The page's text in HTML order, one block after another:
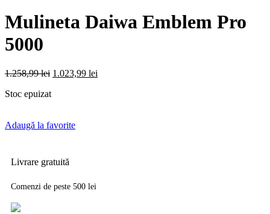
fost:
413,99 lei.
Mulineta Daiwa Emblem Pro
5000
1.258,99lei Prețul
1.023,99 lei
Stoc epuizat
Adaugă la favorite
Livrare gratuită
Comenzi de peste 500 lei